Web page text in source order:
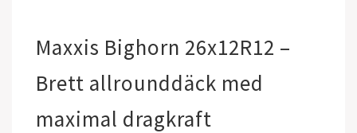
Maxxis Bighorn 26x12R12 –
Brett allrounddäck med
maximal dragkraft